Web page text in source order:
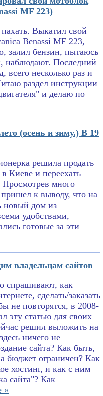
MF 223)
Выкатил свой
Benassi MF 223,
залил бензин, пытаюсь
наблюдают. Последний
всего несколько раз и
раздел инструкции
и делаю по
(осень и зиму.) В 19
решила продать
Киеве и переехать
много
пришел к выводу, что на
новый дом из
удобствами,
готовые за эти
владельцам сайтов
спрашивают, как
сделать/заказать
не повторятся, в 2008-
эту статью для своих
решил выложить на
ничего не
сайта? Как быть,
бюджет ограничен? Как
хостинг, и как с ним
сайта"? Как
»